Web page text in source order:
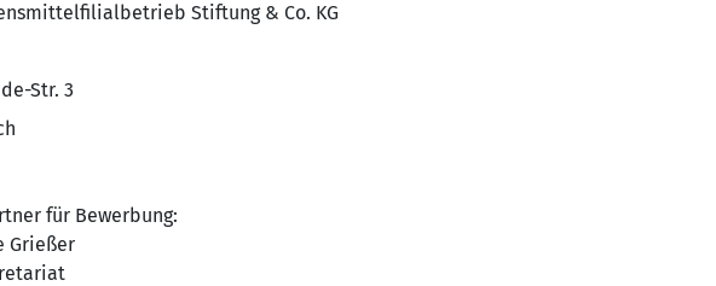
Stiftung & Co. KG
Str. 3
für Bewerbung:
Grießer